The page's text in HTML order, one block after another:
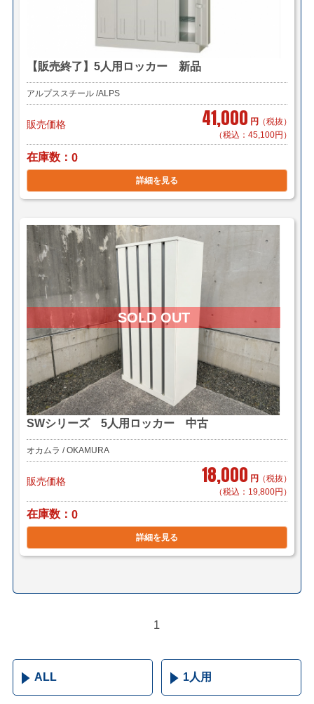
【販売終了】5人用ロッカー 新品
アルプススチール /ALPS
販売価格 41,000 円 （税抜）
（税込：45,100円）
在庫数 0
詳細を見る
SWシリーズ 5人用ロッカー 中古
オカムラ / OKAMURA
販売価格 18,000 円 （税抜）
（税込：19,800円）
在庫数 0
詳細を見る
1
ALL 1人用